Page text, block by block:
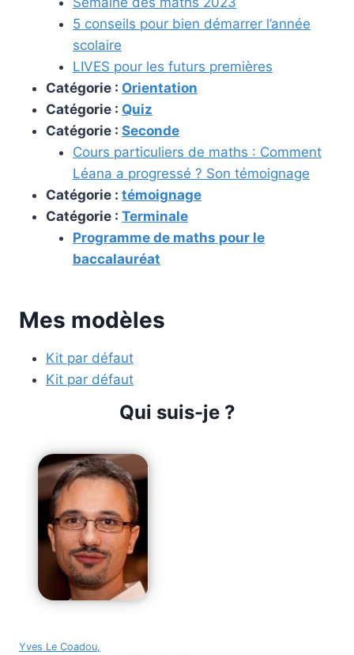
5 conseils pour bien démarrer l’année
scolaire
LIVES pour les futurs premières
Catégorie : Orientation
Catégorie : Quiz
Catégorie : Seconde
Cours particuliers de maths : Comment
Léana a progressé ? Son témoignage
Catégorie : témoignage
Catégorie : Terminale
Programme de maths pour le
baccalauréat
Mes modèles
Kit par défaut
Kit par défaut
Qui suis-je ?
Yves Le Coadou,